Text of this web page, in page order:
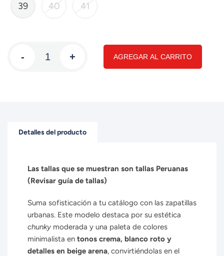
39 40 41
- + AGREGAR AL CARRITO
Detalles del producto
Las tallas que se muestran son tallas Peruanas
(Revisar guía de tallas)
Suma sofisticación a tu catálogo con las zapatillas
urbanas. Este modelo destaca por su estética
chunky moderada y una paleta de colores
minimalista en tonos crema, blanco roto y
detalles en beige arena, convirtiéndolas en el